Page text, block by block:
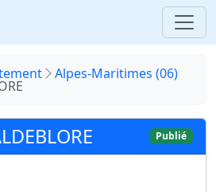
Alpes-Maritimes (06)
Publié